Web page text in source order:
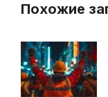
Похожие